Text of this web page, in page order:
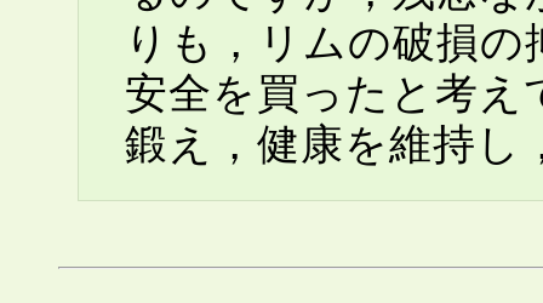
りも，リムの破損
安全を買ったと考え
鍛え，健康を維持し